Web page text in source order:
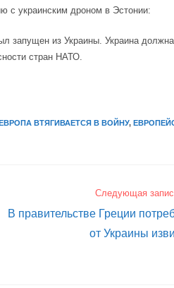
с украинским дроном в Эстонии:
запущен из Украины. Украина
стран НАТО.
ВТЯГИВАЕТСЯ В ВОЙНУ,
Следующая
В правительстве Греции
от Украины